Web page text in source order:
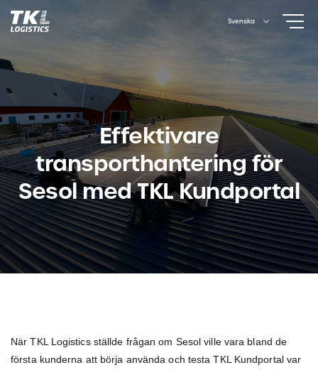
Skip
to
Svenska
Effektivare
transporthantering för
Sesol med TKL Kundportal
När TKL Logistics ställde frågan om Sesol ville vara bland de
första kunderna att börja använda och testa TKL Kundportal var